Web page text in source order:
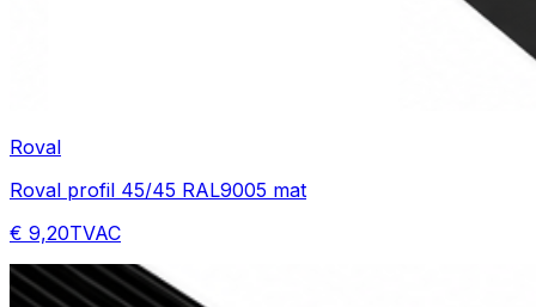
Roval
Roval profil 45/45 RAL9005 mat
€ 9,20TVAC